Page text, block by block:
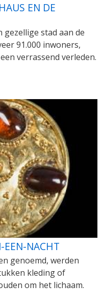
EN DE
gezellige stad aan de
91.000 inwoners,
verrassend verleden.
EEN-NACHT
genoemd, werden
kleding of
om het lichaam.